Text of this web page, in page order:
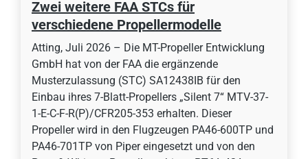
Zwei weitere FAA STCs für
verschiedene Propellermodelle
Atting, Juli 2026 – Die MT-Propeller Entwicklung
GmbH hat von der FAA die ergänzende
Musterzulassung (STC) SA12438IB für den
Einbau ihres 7-Blatt-Propellers „Silent 7“ MTV-37-
1-E-C-F-R(P)/CFR205-353 erhalten. Dieser
Propeller wird in den Flugzeugen PA46-600TP und
PA46-701TP von Piper eingesetzt und von den